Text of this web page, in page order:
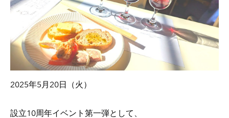
2025年5月20日（火）
設立10周年イベント第一弾として、
２０２５年植物園講座 2025/7/10
２０２５年 ワイン講座2025/5/20
２０２４年度 賞味会2025/1/27
第２１回セミナー「水産部会」2024/10/16
第２０回セミナー「農林産部会」2024/7/23
第１９回セミナー「酪農畜産部会」2024/5/21